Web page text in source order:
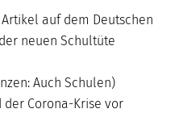
auf dem Deutschen
neuen Schultüte
Auch Schulen)
Corona-Krise vor